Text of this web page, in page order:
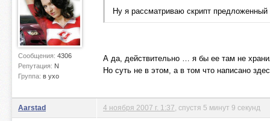
Сообщения: 4306
Репутация: N
Группа: в ухо
Ну я рассматриваю скрипт
А да, действительно … я бы ее там не
Но суть не в этом, а в том что написано
Aarstad 4 ноября 2007 г. 1:37 , спустя 5 минут 9 секунд